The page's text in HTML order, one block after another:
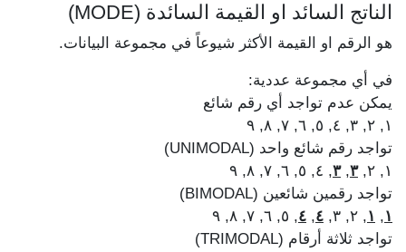
الناتج السائد او القيمة السائدة (MODE)
هو الرقم او القيمة الأكثر شيوعاً في مجموعة البيانات.
في أي مجموعة عددية:
يمكن عدم تواجد أي رقم شائع
١, ٢, ٣, ٤, ٥, ٦, ٧, ٨, ٩
تواجد رقم شائع واحد (UNIMODAL)
١, ٢,
٣,٣, ٤, ٥, ٦, ٧, ٨, ٩
تواجد رقمين شائعين (BIMODAL)
١, ١, ٢, ٣, ٤, ٤, ٥, ٦, ٧, ٨, ٩
تواجد ثلاثة أرقام (TRIMODAL)